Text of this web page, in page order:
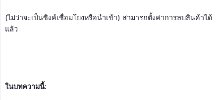
(ไม่ว่าจะเป็นซิงค์เชื่อมโยงหรือนำเข้า) สามารถตั้งค่าการลบสินค้าได้
แล้ว
ในบทความนี้: